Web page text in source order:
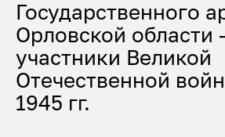
Государственного
Орловской области
участники Великой
Отечественной
1945 гг.